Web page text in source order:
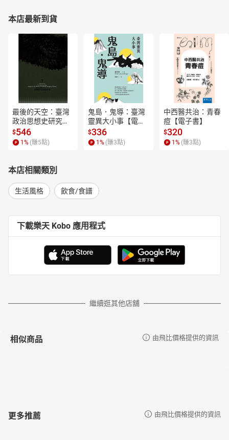
本店最新到貨
最後的天空：臺灣
政治思想史研究
【電子書】
$546
1 % (賺5點)
鬼島．鬼導：臺灣
靈異大小事【電子
書】
$336
1 % (賺3點)
中西醫共治：青春
痘【電子書】
$320
1 % (賺3點)
本店相關類別
生活風格 飲食/食譜
下載樂天 Kobo 應用程式
繼續逛其他店舖
相似商品 由飛比價格提供的資訊
更多推薦 由飛比價格提供的資訊